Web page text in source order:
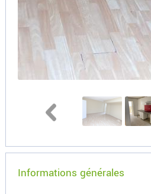
Informations générales